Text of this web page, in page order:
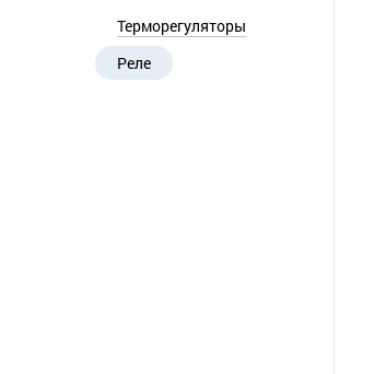
Терморегуляторы
Реле